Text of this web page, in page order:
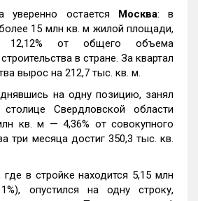
уверенно остается Москва: в
15 млн кв. м жилой площади,
12,12% от общего объема
в стране. За квартал
вырос на 212,7 тыс. кв. м.
на одну позицию, занял
Свердловской области
кв. м — 4,36% от совокупного
три месяца достиг 350,3 тыс. кв.
где в стройке находится 5,15 млн
опустился на одну строку,